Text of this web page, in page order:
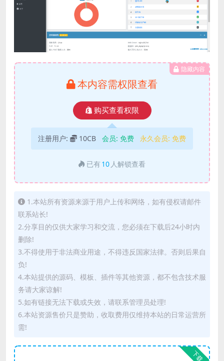
隐藏内容
本内容需权限查看
购买查看权限
注册用户: 10CB 会员: 免费 永久会员: 免费
已有 10 人解锁查看
1.本站所有资源来源于用户上传和网络，如有侵权请邮件
联系站长!
2.分享目的仅供大家学习和交流，您必须在下载后24小时内
删除!
3.不得使用于非法商业用途，不得违反国家法律。否则后果自
负!
4.本站提供的源码、模板、插件等其他资源，都不包含技术服
务请大家谅解!
5.如有链接无法下载或失效，请联系管理员处理!
6.本站资源售价只是赞助，收取费用仅维持本站的日常运营所
需!
下载